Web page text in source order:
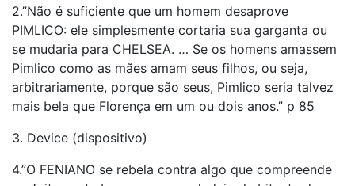
2.”Não é suficiente que um homem desaprove
PIMLICO: ele simplesmente cortaria sua garganta ou
se mudaria para CHELSEA. … Se os homens amassem
Pimlico como as mães amam seus filhos, ou seja,
arbitrariamente, porque são seus, Pimlico seria talvez
mais bela que Florença em um ou dois anos.” p 85
3. Device (dispositivo)
4.”O FENIANO se rebela contra algo que compreende